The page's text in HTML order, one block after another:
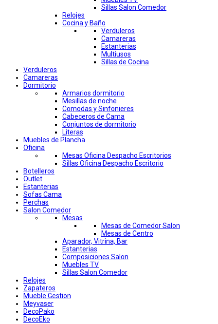
Sillas Salon Comedor
Relojes
Cocina y Baño
Verduleros
Camareras
Estanterias
Multiusos
Sillas de Cocina
Verduleros
Camareras
Dormitorio
Armarios dormitorio
Mesillas de noche
Comodas y Sinfonieres
Cabeceros de Cama
Conjuntos de dormitorio
Literas
Muebles de Plancha
Oficina
Mesas Oficina Despacho Escritorios
Sillas Oficina Despacho Escritorio
Botelleros
Outlet
Estanterias
Sofas Cama
Perchas
Salon Comedor
Mesas
Mesas de Comedor Salon
Mesas de Centro
Aparador, Vitrina, Bar
Estanterias
Composiciones Salon
Muebles TV
Sillas Salon Comedor
Relojes
Zapateros
Mueble Gestion
Meyvaser
DecoPako
DecoEko